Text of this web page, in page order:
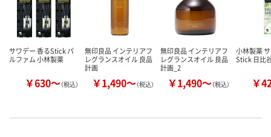
サワデー 香るStick パ
ルファム 小林製薬
￥630～（税込）
無印良品 インテリアフ
レグランスオイル 良品
計画
￥1,490～（税込）
無印良品 インテリアフ
レグランスオイル 良品
計画_2
￥1,490～（税込）
小林製薬
Stick 日比
￥